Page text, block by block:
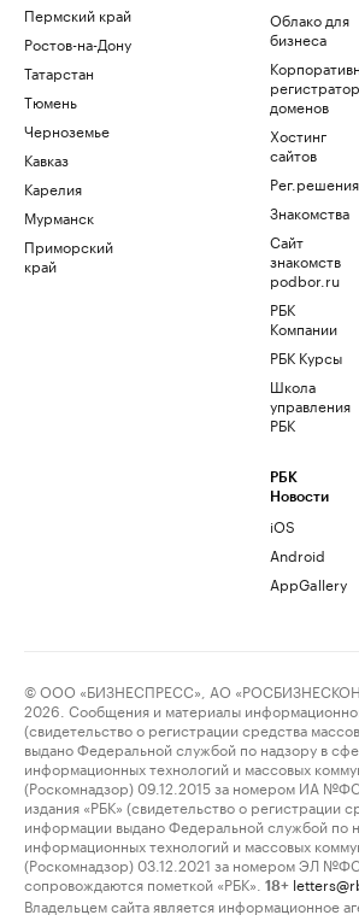
Пермский край
Ростов-на-Дону
Татарстан
Тюмень
Черноземье
Кавказ
Карелия
Мурманск
Приморский
край
Облако для
бизнеса
регистратор
доменов
Хостинг
сайтов
Рег.решения
Знакомства
Сайт
знакомств
podbor.ru
РБК
Компании
РБК Курсы
Школа
управления
РБК
РБК
Новости
iOS
Android
AppGallery
© ООО «БИЗНЕСПРЕСС», АО
2026. Сообщения и материалы
(свидетельство о регистрации средства
выдано Федеральной службой по надзору в
информационных технологий и массовых
(Роскомнадзор) 09.12.2015 за номером ИА
издания «РБК» (свидетельство о регистрации
информации выдано Федеральной службой по
информационных технологий и массовых
(Роскомнадзор) 03.12.2021 за номером ЭЛ
сопровождаются пометкой «РБК».
18+
Владельцем сайта является информационное